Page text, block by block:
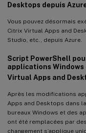
Desktops depuis
Vous pouvez désormais
Citrix Virtual Apps and
Studio, etc., depuis Azure.
Script PowerShell
applications
Virtual Apps and
Après les modifications
Apps and Desktops dans
bureaux Windows et des
ont été remplacées par
changement s’applique